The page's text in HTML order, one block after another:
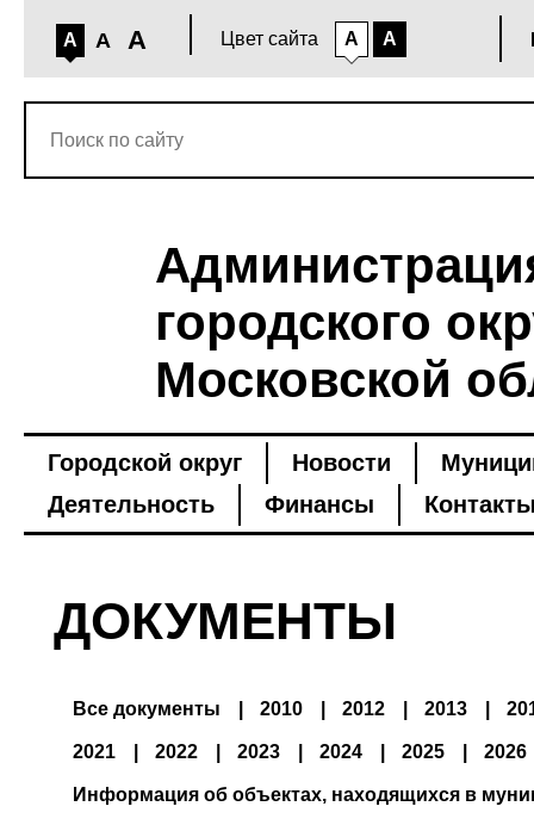
A A A Цвет сайта A A
городского
Московской
Городской округ Новости
Деятельность
Финансы
ДОКУМЕНТЫ
Все документы 2010 2012 2013
2021 2022 2023 2024 2025 2026
Информация об объектах, находящихся в